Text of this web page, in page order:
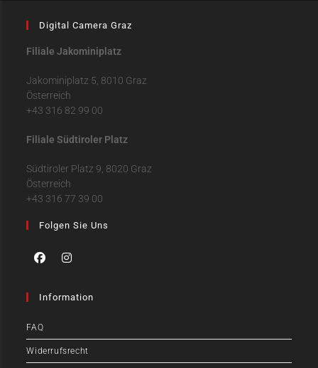
Digital Camera Graz
Filiale Jakominiplatz
Jakominiplatz 5, 8010 Graz
Österreich
+43 316 82 99 00
Filiale Südtiroler Platz
Südtiroler Platz 9, 8020 Graz
Österreich
+43 316 77 39 00
Folgen Sie Uns
Information
FAQ
Widerrufsrecht